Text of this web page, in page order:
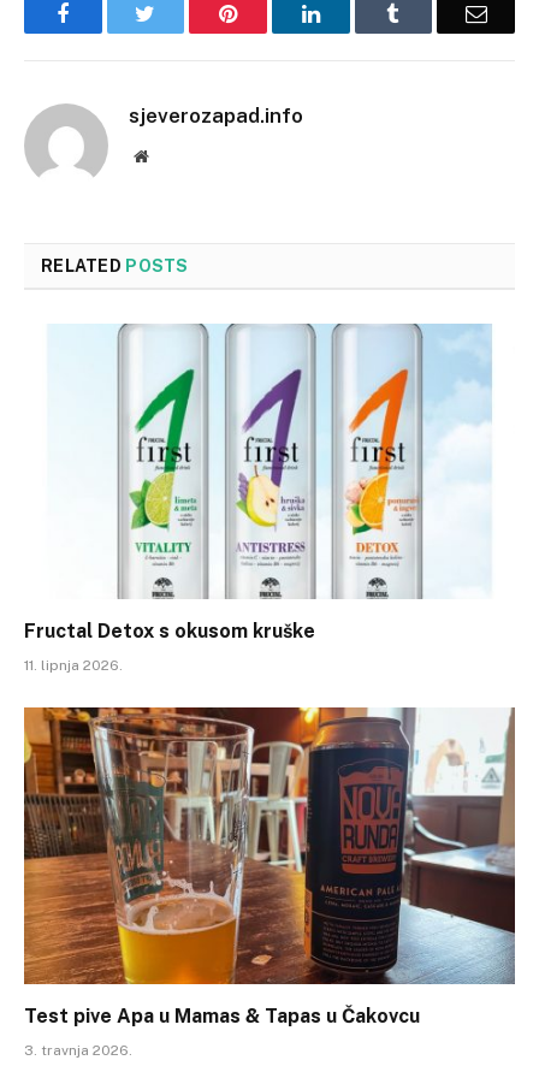
Facebook Pinterest LinkedIn Email
sjeverozapad.info
Website
RELATED POSTS
Fructal Detox s okusom kruške
11. lipnja 2026.
Test pive Apa u Mamas & Tapas u Čakovcu
3. travnja 2026.